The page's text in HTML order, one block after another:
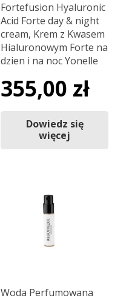
Fortefusion Hyaluronic
Acid Forte day & night
cream, Krem z Kwasem
Hialuronowym Forte na
dzien i na noc Yonelle
355,00 zł
Dowiedz się
więcej
Woda Perfumowana